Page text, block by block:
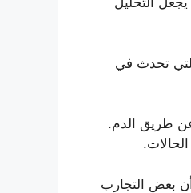
تحدث في
عن طريق الدم.
بعض التجارب